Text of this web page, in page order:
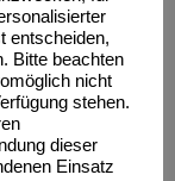
entscheiden,
Bitte beachten
nicht
stehen.
dieser
Einsatz